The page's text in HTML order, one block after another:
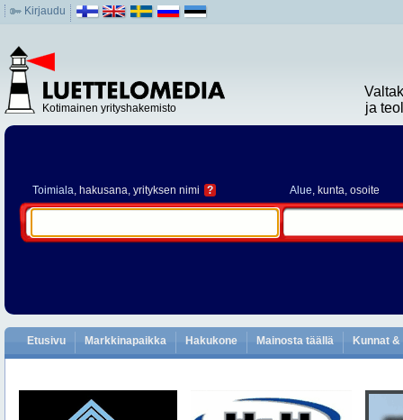
Kirjaudu
Kotimainen yrityshakemisto
ja
Toimiala, hakusana, yrityksen nimi ? Alue, kunta, osoite
Etusivu Markkinapaikka Hakukone Mainosta täällä Kunnat